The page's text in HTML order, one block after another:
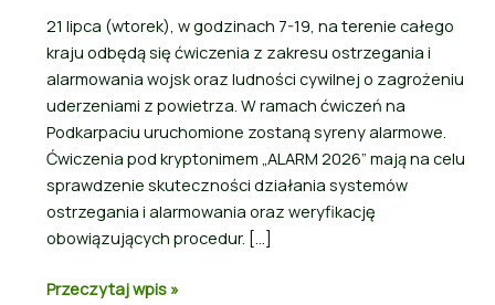
21 lipca (wtorek), w godzinach 7-19, na terenie całego
kraju odbędą się ćwiczenia z zakresu ostrzegania i
alarmowania wojsk oraz ludności cywilnej o zagrożeniu
uderzeniami z powietrza. W ramach ćwiczeń na
Podkarpaciu uruchomione zostaną syreny alarmowe.
Ćwiczenia pod kryptonimem „ALARM 2026” mają na celu
sprawdzenie skuteczności działania systemów
ostrzegania i alarmowania oraz weryfikację
obowiązujących procedur. […]
Przeczytaj wpis »